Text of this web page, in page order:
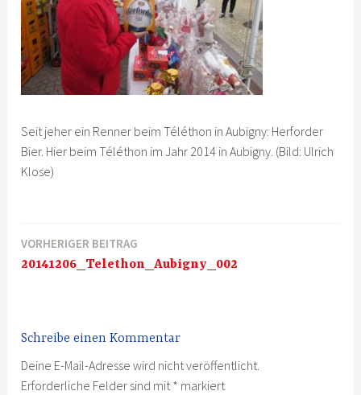
Seit jeher ein Renner beim Téléthon in Aubigny: Herforder
Bier. Hier beim Téléthon im Jahr 2014 in Aubigny. (Bild: Ulrich
Klose)
Beitragsnavigation
VORHERIGER BEITRAG
20141206_Telethon_Aubigny_002
Schreibe einen Kommentar
Deine E-Mail-Adresse wird nicht veröffentlicht.
Erforderliche Felder sind mit* markiert